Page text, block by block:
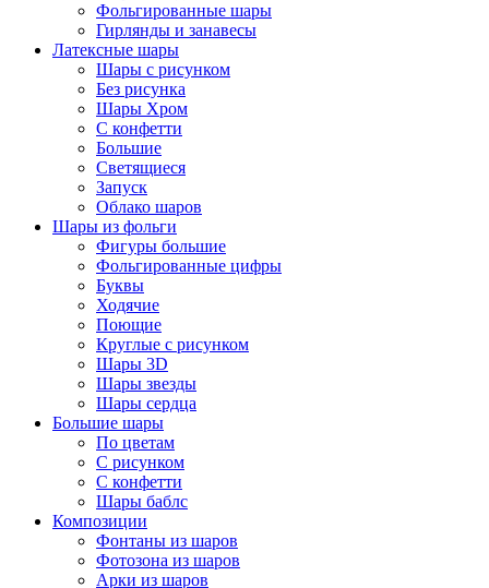
Фольгированные шары
Гирлянды и занавесы
Латексные шары
Шары с рисунком
Без рисунка
Шары Хром
C конфетти
Большие
Светящиеся
Запуск
Облако шаров
Шары из фольги
Фигуры большие
Фольгированные цифры
Буквы
Ходячие
Поющие
Круглые с рисунком
Шары 3D
Шары звезды
Шары сердца
Большие шары
По цветам
С рисунком
С конфетти
Шары баблс
Композиции
Фонтаны из шаров
Фотозона из шаров
Арки из шаров